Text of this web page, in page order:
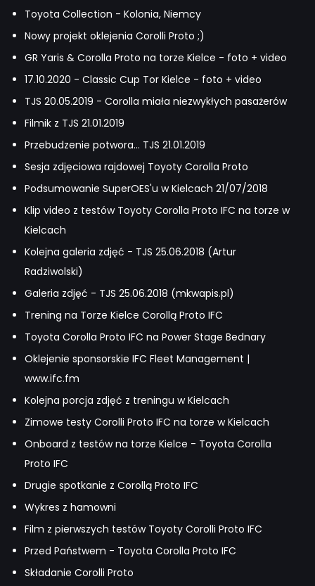
Toyota Collection - Kolonia, Niemcy
Nowy projekt oklejenia Corolli Proto ;)
GR Yaris & Corolla Proto na torze Kielce - foto + video
17.10.2020 - Classic Cup Tor Kielce - foto + video
TJS 20.05.2019 - Corolla miała niezwykłych pasażerów
Filmik z TJS 21.01.2019
Przebudzenie potwora... TJS 21.01.2019
Sesja zdjęciowa rajdowej Toyoty Corolla Proto
Podsumowanie SuperOES'u w Kielcach 21/07/2018
Klip video z testów Toyoty Corolla Proto IFC na torze w
Kielcach
Kolejna galeria zdjęć - TJS 25.06.2018 (Artur
Radziwolski)
Galeria zdjęć - TJS 25.06.2018 (mkwapis.pl)
Trening na Torze Kielce Corollą Proto IFC
Toyota Corolla Proto IFC na Power Stage Bednary
Oklejenie sponsorskie IFC Fleet Management |
www.ifc.fm
Kolejna porcja zdjęć z treningu w Kielcach
Zimowe testy Corolli Proto IFC na torze w Kielcach
Onboard z testów na torze Kielce - Toyota Corolla
Proto IFC
Drugie spotkanie z Corollą Proto IFC
Wykres z hamowni
Film z pierwszych testów Toyoty Corolli Proto IFC
Przed Państwem - Toyota Corolla Proto IFC
Składanie Corolli Proto